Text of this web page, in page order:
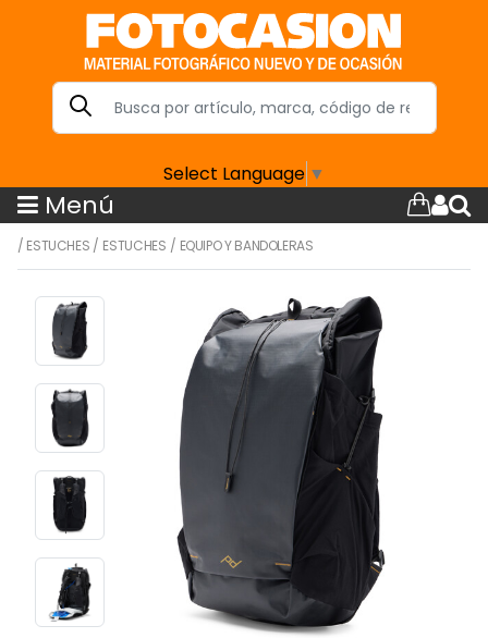
Select Language ▼
Menú
/ ESTUCHES / ESTUCHES / EQUIPO Y BANDOLERAS